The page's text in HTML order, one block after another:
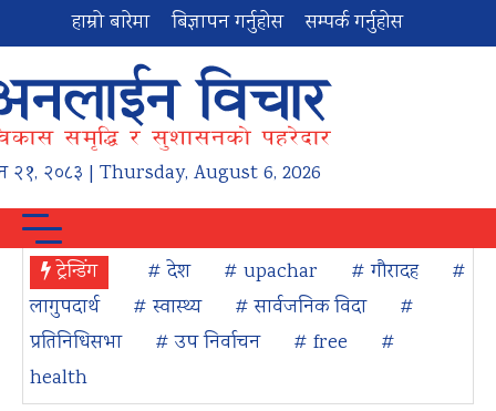
हाम्रो बारेमा बिज्ञापन गर्नुहोस सम्पर्क गर्नुहोस
२१, २०८३ | Thursday, August 6, 2026
ट्रेन्डिंग # देश # upachar # गौरादह
#
लागुपदार्थ
# स्वास्थ्य # सार्वजनिक विदा
#
प्रतिनिधिसभा
# उप निर्वाचन # free
#
health